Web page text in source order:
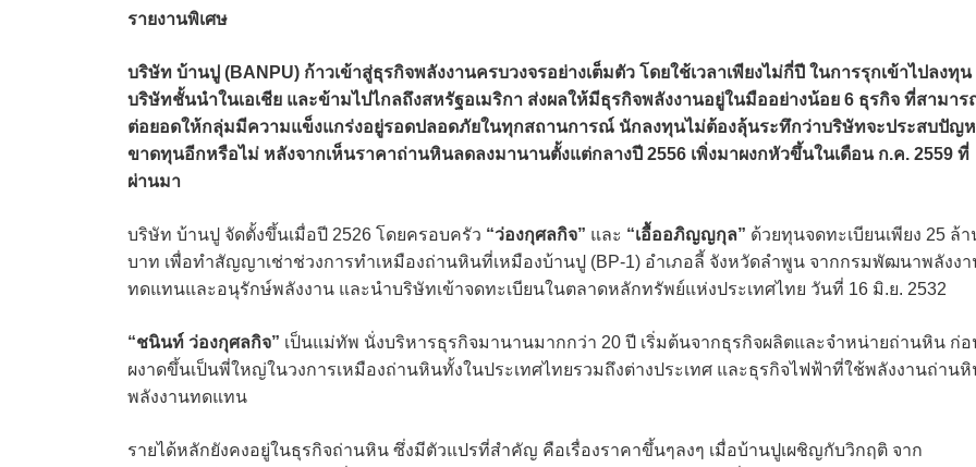
รายงานพิเศษ
บริษัท บ้านปู (BANPU) ก้าวเข้าสู่ธุรกิจพลังงานครบวงจรอย่างเต็มตัว โดยใช้เวลาเพียงไม่กี่ปี ในการรุกเข้าไปลงทุน
บริษัทชั้นนำในเอเชีย และข้ามไปไกลถึงสหรัฐอเมริกา ส่งผลให้มีธุรกิจพลังงานอยู่ในมืออย่างน้อย 6 ธุรกิจ ที่สามาร
ต่อยอดให้กลุ่มมีความแข็งแกร่งอยู่รอดปลอดภัยในทุกสถานการณ์ นักลงทุนไม่ต้องลุ้นระทึกว่าบริษัทจะประสบปัญ
ขาดทุนอีกหรือไม่ หลังจากเห็นราคาถ่านหินลดลงมานานตั้งแต่กลางปี 2556 เพิ่งมาผงกหัวขึ้นในเดือน ก.ค. 2559 ที่
ผ่านมา
บริษัท บ้านปู จัดตั้งขึ้นเมื่อปี 2526 โดยครอบครัว “ว่องกุศลกิจ” และ “เอื้ออภิญญกุล” ด้วยทุนจดทะเบียนเพียง 25 ล้า
บาท เพื่อทำสัญญาเช่าช่วงการทำเหมืองถ่านหินที่เหมืองบ้านปู (BP-1) อำเภอลี้ จังหวัดลำพูน จากกรมพัฒนาพลังง
ทดแทนและอนุรักษ์พลังงาน และนำบริษัทเข้าจดทะเบียนในตลาดหลักทรัพย์แห่งประเทศไทย วันที่ 16 มิ.ย. 2532
“ชนินท์ ว่องกุศลกิจ” เป็นแม่ทัพ นั่งบริหารธุรกิจมานานมากกว่า 20 ปี เริ่มต้นจากธุรกิจผลิตและจำหน่ายถ่านหิน ก่
ผงาดขึ้นเป็นพี่ใหญ่ในวงการเหมืองถ่านหินทั้งในประเทศไทยรวมถึงต่างประเทศ และธุรกิจไฟฟ้าที่ใช้พลังงานถ่านหิ
พลังงานทดแทน
รายได้หลักยังคงอยู่ในธุรกิจถ่านหิน ซึ่งมีตัวแปรที่สำคัญ คือเรื่องราคาขึ้นๆลงๆ เมื่อบ้านปูเผชิญกับวิกฤติ จาก